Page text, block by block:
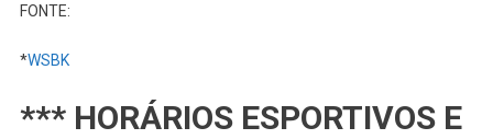
FONTE:
*WSBK
*** HORÁRIOS ESPORTIVOS E